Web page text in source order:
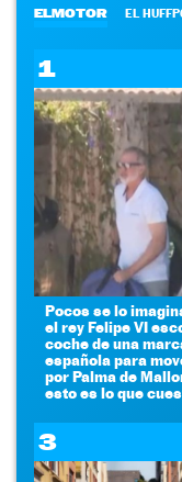
ELMOTOR EL
1
Pocos se lo
el rey Felipe VI
coche de una
española para
por Palma de
esto es lo que
3